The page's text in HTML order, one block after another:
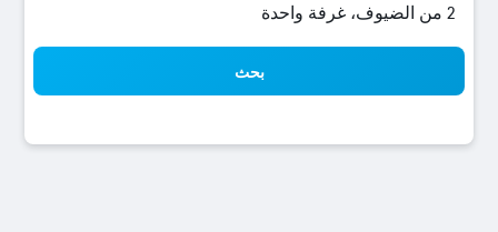
2 من الضيوف، غرفة واحدة
بحث